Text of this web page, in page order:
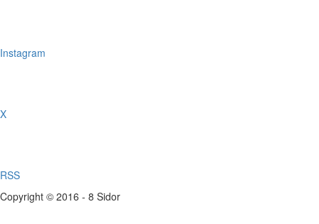
Instagram
X
RSS
Copyright © 2016 - 8 Sidor